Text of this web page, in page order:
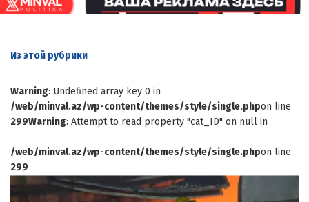
Из этой рубрики
Warning: Undefined array key 0 in
/web/minval.az/wp-content/themes/style/single.phpon line
299Warning: Attempt to read property "cat_ID" on null in
/web/minval.az/wp-content/themes/style/single.phpon line
299